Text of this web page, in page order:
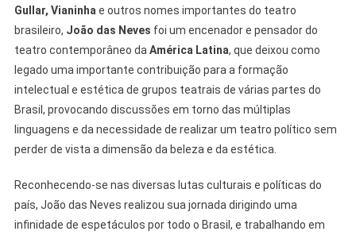
Gullar, Vianinhae outros nomes importantes do teatro
brasileiro, João das Neves foi um encenador e pensador do
teatro contemporâneo daAmérica Latina, que deixou como
legado uma importante contribuição para a formação
intelectual e estética de grupos teatrais de várias partes do
Brasil, provocando discussões em torno das múltiplas
linguagens e da necessidade de realizar um teatro político sem
perder de vista a dimensão da beleza e da estética.
Reconhecendo-se nas diversas lutas culturais e políticas do
país, João das Neves realizou sua jornada dirigindo uma
infinidade de espetáculos por todo o Brasil, e trabalhando em